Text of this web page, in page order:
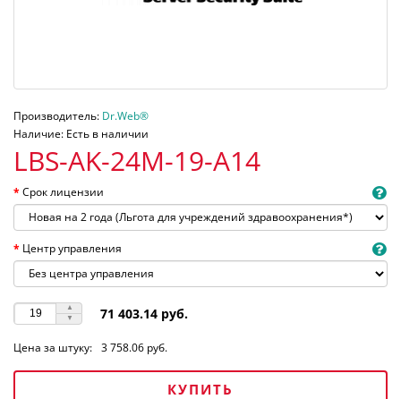
Производитель: Dr.Web®
Наличие: Есть в наличии
LBS-AK-24M-19-A14
Срок лицензии
Центр управления
71 403.14 руб.
Цена за штуку: 3 758.06 руб.
КУПИТЬ